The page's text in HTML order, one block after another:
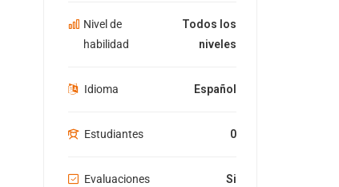
Nivel de
habilidad
Todos los
niveles
Idioma Español
Estudiantes 0
Evaluaciones Si